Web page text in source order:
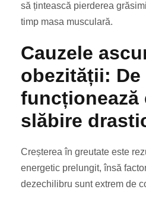
să țintească pierderea
timp masa musculară.
Cauzele
obezității: De
funcționează
slăbire
Creșterea în greutate este
energetic prelungit, însă
dezechilibru sunt extrem de